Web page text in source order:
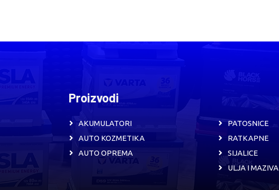
Proizvodi
AKUMULATORI
AUTO KOZMETIKA
AUTO OPREMA
PATOSNICE
RATKAPNE
SIJALICE
ULJA I MAZIVA